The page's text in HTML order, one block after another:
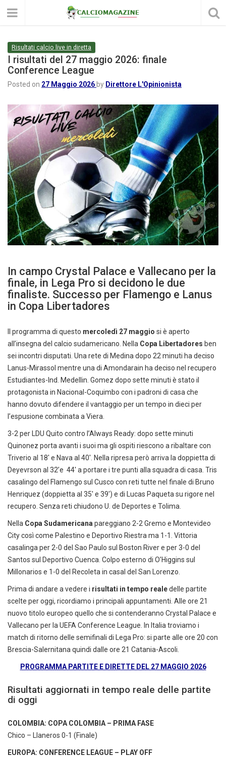
Risultati calcio live in diretta
I risultati del 27 maggio 2026: finale
Conference League
Posted on 27 Maggio 2026 by Direttore L'Opinionista
In campo Crystal Palace e Vallecano per la
finale, in Lega Pro si decidono le due
finaliste. Successo per Flamengo e Lanus
in Copa Libertadores
Il programma di questo mercoledì 27 maggio si è aperto
all’insegna del calcio sudamericano. Nella Copa Libertadores ben
sei incontri disputati. Una rete di Medina dopo 22 minuti ha deciso
Lanus-Mirassol mentre una di Amondarain ha deciso nel recupero
Estudiantes-Ind. Medellin. Gomez dopo sette minuti è stato il
protagonista in Nacional-Coquimbo con i padroni di casa che
hanno dovuto difendere il vantaggio per un tempo in dieci per
l’espusione combinata a Viera.
3-2 per LDU Quito contro l’Always Ready: dopo sette minuti
Quinonez porta avanti i suoi ma gli ospiti riescono a ribaltare con
Triverio al 18′ e Nava al 40′. Nella ripresa però arriva la doppietta di
Deyevrson al 32’e 44′ a portare i tre punti alla squadra di casa. Tris
casalingo del Flamengo sul Cusco con reti tutte nel finale di Bruno
Henriquez (doppietta al 35′ e 39′) e di Lucas Paqueta su rigore nel
recupero. Senza reti chiudono U. de Deportes e Tolima.
Nella Copa Sudamericana pareggiano 2-2 Gremo e Montevideo
City così come Palestino e Deportivo Riestra ma 1-1. Vittoria
casalinga per 2-0 del Sao Paulo sul Boston River e per 3-0 del
Santos sul Deportivo Cuenca. Colpo esterno di O’Higgins sul
Millonarios e 1-0 del Recoleta in casal del San Lorenzo.
Prima di andare a vedere i risultati in tempo realedelle partite
scelte per oggi, ricordiamo i principali appuntamenti. Alle ore 21
nuovo titolo europeo quello che si contenderanno Crystal Palace e
Vallecano per la UEFA Conference League. In Italia troviamo i
match di ritorno delle semifinali di Lega Pro: si parte alle ore 20 con
Brescia-Salernitana quindi dalle ore 21 Catania-Ascoli.
PROGRAMMA PARTITE E DIRETTE DEL 27 MAGGIO 2026
Risultati aggiornati in tempo reale delle partite
di oggi
COLOMBIA: COPA COLOMBIA – PRIMA FASE
Chico – Llaneros 0-1 (Finale)
EUROPA: CONFERENCE LEAGUE – PLAY OFF